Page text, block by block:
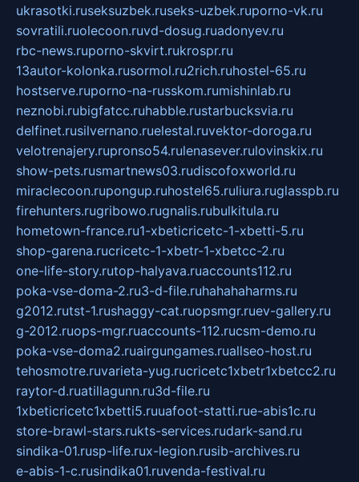
ukrasotki.ruseksuzbek.ruseks-uzbek.ruporno-vk.ru
sovratili.ruolecoon.ruvd-dosug.ruadonyev.ru
rbc-news.ruporno-skvirt.rukrospr.ru
13autor-kolonka.rusormol.ru2rich.ruhostel-65.ru
hostserve.ruporno-na-russkom.rumishinlab.ru
neznobi.rubigfatcc.ruhabble.rustarbucksvia.ru
delfinet.rusilvernano.ruelestal.ruvektor-doroga.ru
velotrenajery.rupronso54.rulenasever.rulovinskix.ru
show-pets.rusmartnews03.rudiscofoxworld.ru
miraclecoon.rupongup.ruhostel65.ruliura.ruglasspb.ru
firehunters.rugribowo.rugnalis.rubulkitula.ru
hometown-france.ru1-xbeticricetc-1-xbetti-5.ru
shop-garena.rucricetc-1-xbetr-1-xbetcc-2.ru
one-life-story.rutop-halyava.ruaccounts112.ru
poka-vse-doma-2.ru3-d-file.ruhahahaharms.ru
g2012.rutst-1.rushaggy-cat.ruopsmgr.ruev-gallery.ru
g-2012.ruops-mgr.ruaccounts-112.rucsm-demo.ru
poka-vse-doma2.ruairgungames.ruallseo-host.ru
tehosmotre.ruvarieta-yug.rucricetc1xbetr1xbetcc2.ru
raytor-d.ruatillagunn.ru3d-file.ru
1xbeticricetc1xbetti5.ruuafoot-statti.rue-abis1c.ru
store-brawl-stars.rukts-services.rudark-sand.ru
sindika-01.rusp-life.rux-legion.rusib-archives.ru
e-abis-1-c.rusindika01.ruvenda-festival.ru